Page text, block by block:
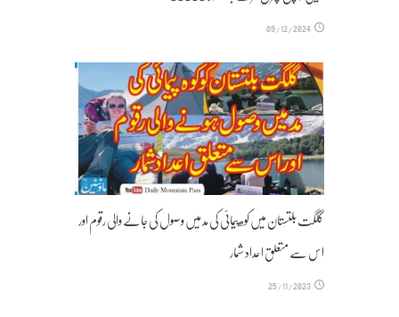
09/12/2024
گلگت بلتستان میں کوہ پیمائی کی مد میں وصول کی جانے والی رقوم اور
اس سے متعلق اعداد شمار
25/11/2023